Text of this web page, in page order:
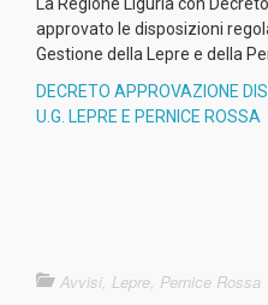
approvato le disposizioni
Gestione della Lepre e della
DECRETO APPROVAZIONE
U.G. LEPRE E PERNICE ROSSA
Avvisi, Lepre, Pernice Rossa